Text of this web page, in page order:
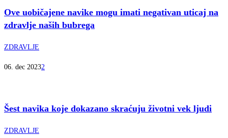
Ove uobičajene navike mogu imati negativan uticaj na
zdravlje naših bubrega
ZDRAVLJE
06. dec 20232
Šest navika koje dokazano skraćuju životni vek ljudi
ZDRAVLJE